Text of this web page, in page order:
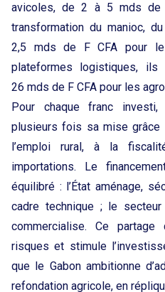
avicoles, de 2 à 5 mds
transformation du manioc,
2,5 mds de F CFA pour
plateformes logistiques,
26 mds de F CFA pour les
Pour chaque franc
plusieurs fois sa mise grâce
l’emploi rural, à la
importations. Le
équilibré : l’État aménage,
cadre technique ; le
commercialise. Ce
risques et stimule
que le Gabon ambitionne
refondation agricole, en